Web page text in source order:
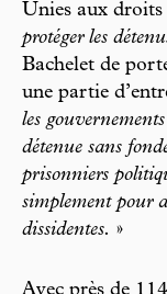
Unies aux droits
protéger les
Bachelet de
une partie
les
détenue sans
prisonniers
simplement pour
dissidentes. »